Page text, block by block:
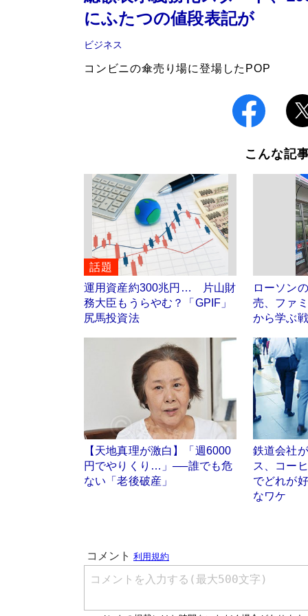
にふたつの値段表記が
ビジネス
コンビニの傘売り場に登場したPOP
こんな記
話題
運用資産約300兆円… 片山財
務大臣もうらやむ？「GPIF」
尻馬投資法
ローソン
売、ファ
から学ぶ
【天地真理が激白】「週6000
円でやりくり…」──誰でも危
ない「老後破産」
鉄道会社
ス、コー
でどれが
なワケ